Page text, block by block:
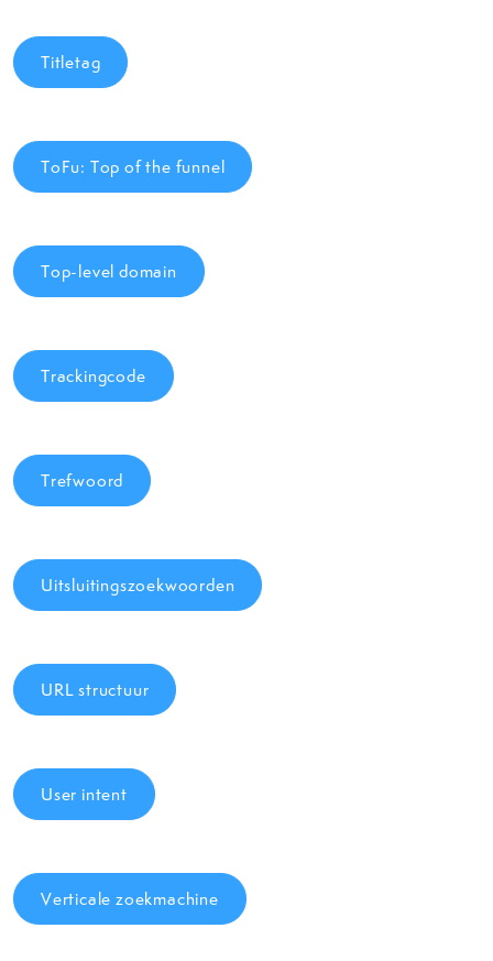
Titletag
ToFu: Top of the funnel
Top-level domain
Trackingcode
Trefwoord
Uitsluitingszoekwoorden
URL structuur
User intent
Verticale zoekmachine